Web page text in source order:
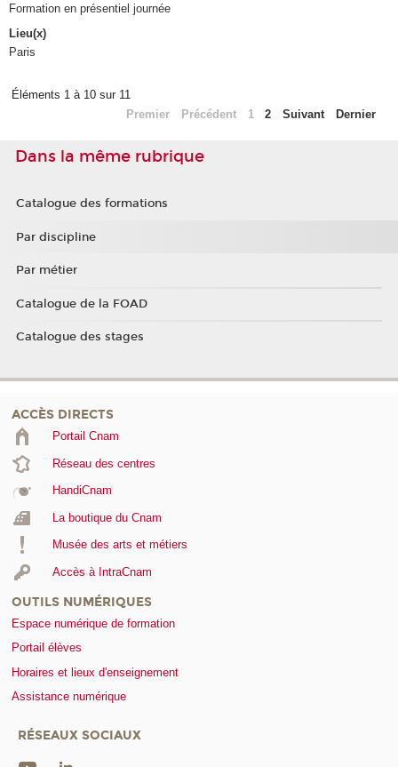
Formation en présentiel journée
Lieu(x)
Paris
Éléments 1 à 10 sur 11
Premier
Précédent 1 2 Suivant Dernier
Dans la même rubrique
Catalogue des formations
Par discipline
Par métier
Catalogue de la FOAD
Catalogue des stages
ACCÈS DIRECTS
Portail Cnam
Réseau des centres
HandiCnam
La boutique du Cnam
Musée des arts et métiers
Accès à IntraCnam
OUTILS NUMÉRIQUES
Espace numérique de formation
Portail élèves
Horaires et lieux d'enseignement
Assistance numérique
RÉSEAUX SOCIAUX